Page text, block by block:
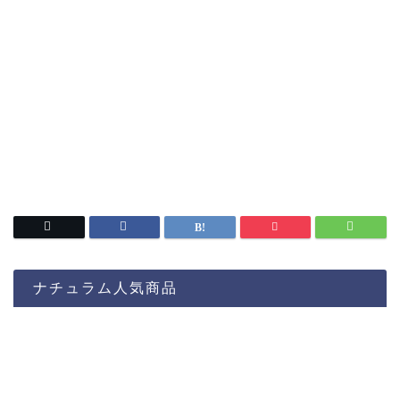
ナチュラム人気商品